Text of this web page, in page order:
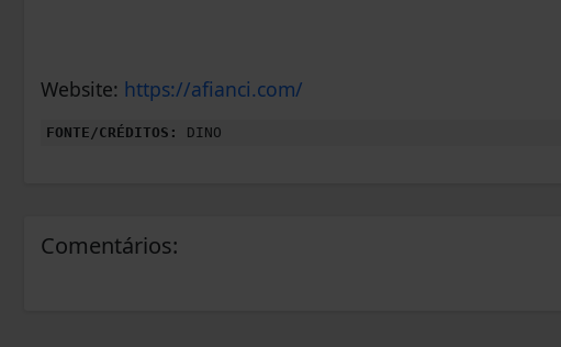
Website: https://afianci.com/
FONTE/CRÉDITOS: DINO
Comentários: